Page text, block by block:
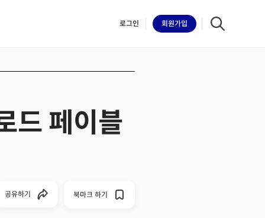
로그인 회원가입
드 페이블
공유하기 북마크 하기